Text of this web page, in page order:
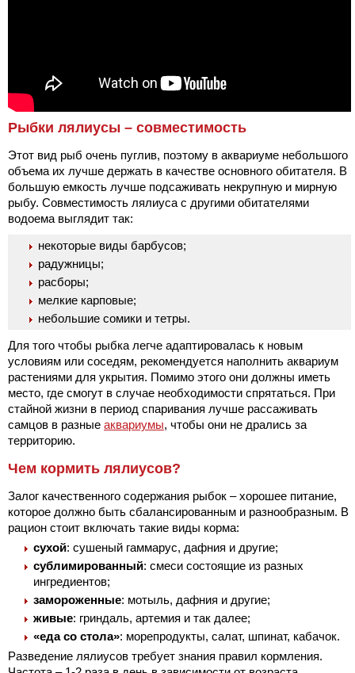
Рыбки лялиусы – совместимость
Этот вид рыб очень пуглив, поэтому в аквариуме небольшого
объема их лучше держать в качестве основного обитателя. В
большую емкость лучше подсаживать некрупную и мирную
рыбу. Совместимость лялиуса с другими обитателями
водоема выглядит так:
некоторые виды барбусов;
радужницы;
расборы;
мелкие карповые;
небольшие сомики и тетры.
Для того чтобы рыбка легче адаптировалась к новым
условиям или соседям, рекомендуется наполнить аквариум
растениями для укрытия. Помимо этого они должны иметь
место, где смогут в случае необходимости спрятаться. При
стайной жизни в период спаривания лучше рассаживать
самцов в разные аквариумы, чтобы они не дрались за
территорию.
Чем кормить лялиусов?
Залог качественного содержания рыбок – хорошее питание,
которое должно быть сбалансированным и разнообразным. В
рацион стоит включать такие виды корма:
сухой: сушеный гаммарус, дафния и другие;
сублимированный: смеси состоящие из разных
ингредиентов;
замороженные: мотыль, дафния и другие;
живые: гриндаль, артемия и так далее;
«еда со стола»: морепродукты, салат, шпинат, кабачок.
Разведение лялиусов требует знания правил кормления.